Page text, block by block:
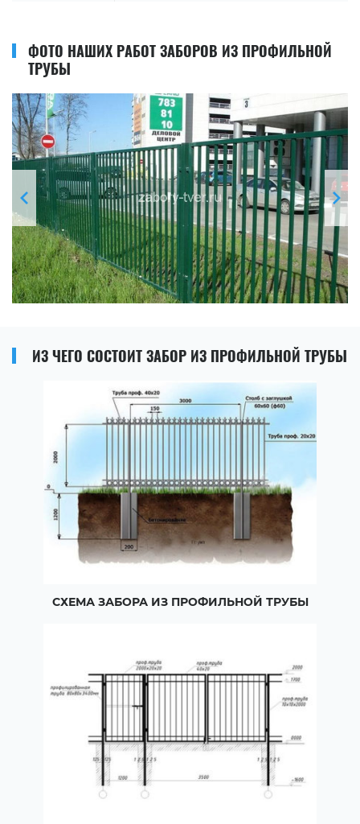
ФОТО НАШИХ РАБОТ ЗАБОРОВ ИЗ ПРОФИЛЬНОЙ
ТРУБЫ
ИЗ ЧЕГО СОСТОИТ ЗАБОР ИЗ ПРОФИЛЬНОЙ ТРУБЫ
СХЕМА ЗАБОРА ИЗ ПРОФИЛЬНОЙ ТРУБЫ